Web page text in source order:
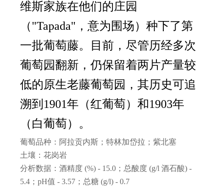
维斯家族在他们的庄园
（"Tapada"，意为围场）种下了第
一批葡萄藤。目前，尽管历经多次
葡萄园翻新，仍保留着两片产量较
低的原生老藤葡萄园，其历史可追
溯到1901年（红葡萄）和1903年
（白葡萄）。
葡萄品种：阿拉贡内斯；特林加岱拉；紫北塞
土壤：花岗岩
分析数据：酒精度 (%) - 15.0；总酸度 (g/l 酒石酸) -
5.4；pH值 - 3.57；总糖 (g/l) - 0.7